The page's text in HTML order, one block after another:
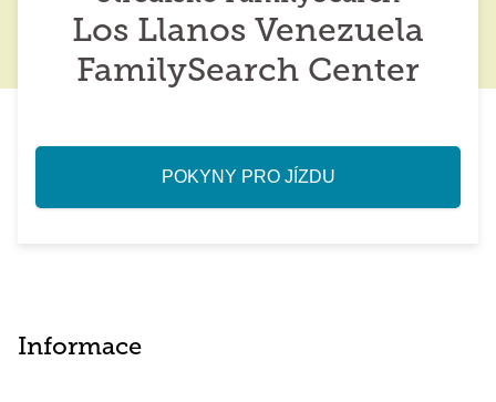
Los Llanos Venezuela
FamilySearch Center
POKYNY PRO JÍZDU
Informace